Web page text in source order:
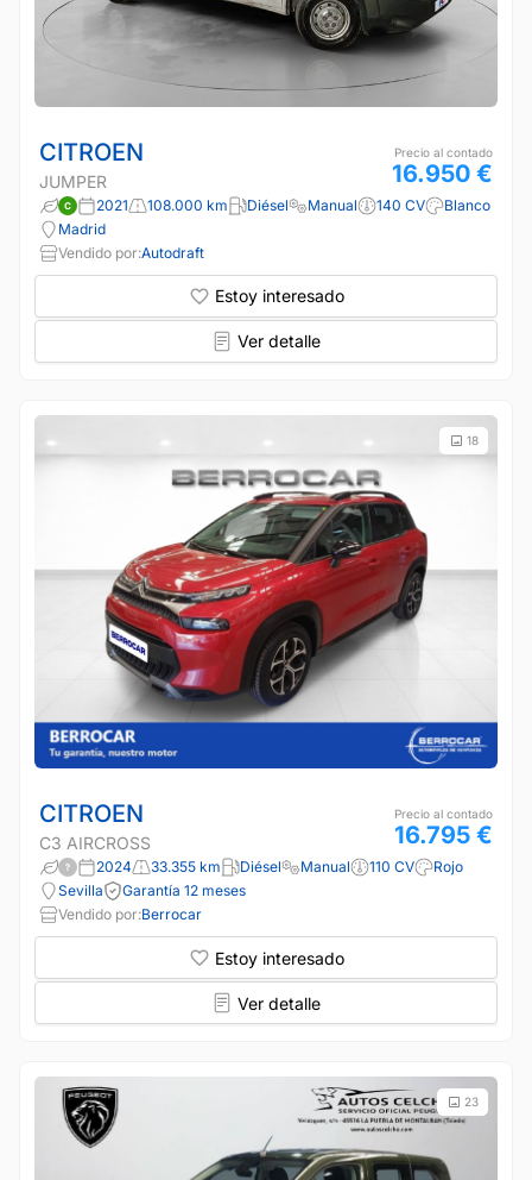
CITROEN
JUMPER
Precio al contado
16.950 €
2021 108.000 km Diésel Manual 140 CV
Blanco
Madrid
Vendido por:Autodraft
Estoy interesado
Ver detalle
18
CITROEN
C3 AIRCROSS
Precio al contado
16.795 €
2024 33.355 km Diésel Manual 110 CV
Rojo
Sevilla
Garantía 12 meses
Vendido por:Berrocar
Estoy interesado
Ver detalle
23